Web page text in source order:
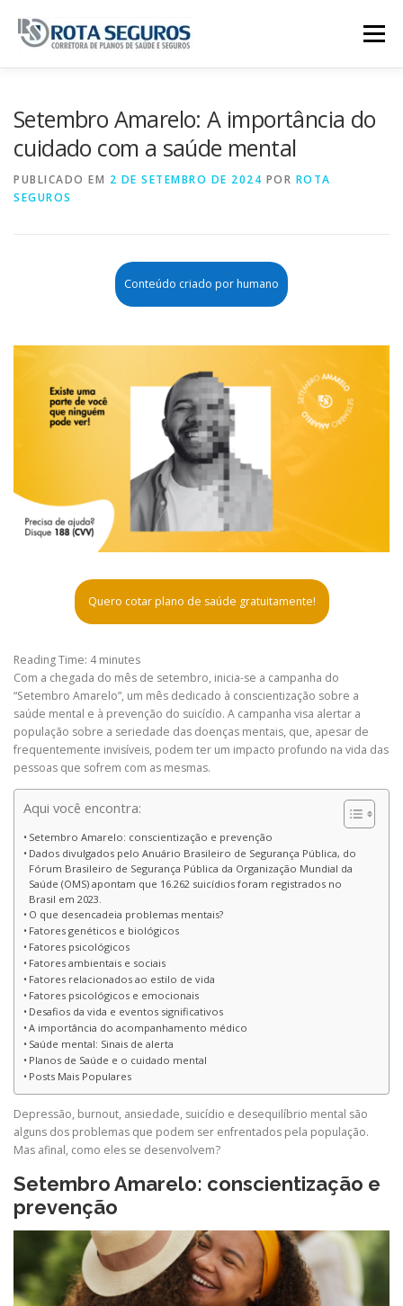
Menu
Setembro Amarelo: A importância do
cuidado com a saúde mental
PUBLICADO EM 2 DE SETEMBRO DE 2024 POR ROTA
SEGUROS
Conteúdo criado por humano
Quero cotar plano de saúde gratuitamente!
Reading Time: 4 minutes
Com a chegada do mês de setembro, inicia-se a campanha do
“Setembro Amarelo”, um mês dedicado à conscientização sobre a
saúde mental e à prevenção do suicídio. A campanha visa alertar a
população sobre a seriedade das doenças mentais, que, apesar de
frequentemente invisíveis, podem ter um impacto profundo na vida das
pessoas que sofrem com as mesmas.
Aqui você encontra:
Setembro Amarelo: conscientização e prevenção
Dados divulgados pelo Anuário Brasileiro de Segurança Pública, do
Fórum Brasileiro de Segurança Pública da Organização Mundial da
Saúde (OMS) apontam que 16.262 suicídios foram registrados no
Brasil em 2023.
O que desencadeia problemas mentais?
Fatores genéticos e biológicos
Fatores psicológicos
Fatores ambientais e sociais
Fatores relacionados ao estilo de vida
Fatores psicológicos e emocionais
Desafios da vida e eventos significativos
A importância do acompanhamento médico
Saúde mental: Sinais de alerta
Planos de Saúde e o cuidado mental
Posts Mais Populares
Depressão, burnout, ansiedade, suicídio e desequilíbrio mental são
alguns dos problemas que podem ser enfrentados pela população.
Mas afinal, como eles se desenvolvem?
Setembro Amarelo: conscientização e
prevenção